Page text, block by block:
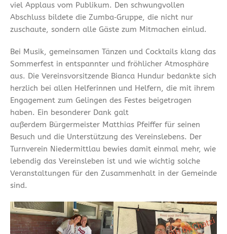
viel Applaus vom Publikum. Den schwungvollen
Abschluss bildete die Zumba‑Gruppe, die nicht nur
zuschaute, sondern alle Gäste zum Mitmachen einlud.
Bei Musik, gemeinsamen Tänzen und Cocktails klang das
Sommerfest in entspannter und fröhlicher Atmosphäre
aus. Die Vereinsvorsitzende Bianca Hundur bedankte sich
herzlich bei allen Helferinnen und Helfern, die mit ihrem
Engagement zum Gelingen des Festes beigetragen
haben. Ein besonderer Dank galt
außerdem Bürgermeister Matthias Pfeiffer für seinen
Besuch und die Unterstützung des Vereinslebens. Der
Turnverein Niedermittlau bewies damit einmal mehr, wie
lebendig das Vereinsleben ist und wie wichtig solche
Veranstaltungen für den Zusammenhalt in der Gemeinde
sind.